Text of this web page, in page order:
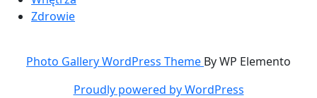
Zdrowie
Photo Gallery WordPress Theme By WP Elemento
Proudly powered by WordPress